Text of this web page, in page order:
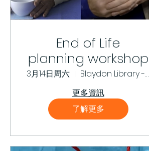
End of Life
planning workshop
3月14日周六
Blaydon Library - Ridley Room
更多資訊
了解更多